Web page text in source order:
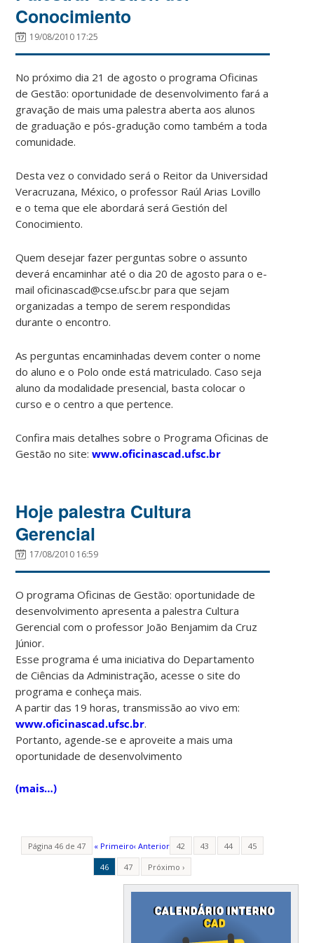
Conocimiento
19/08/2010 17:25
No próximo dia 21 de agosto o programa Oficinas
de Gestão: oportunidade de desenvolvimento fará a
gravação de mais uma palestra aberta aos alunos
de graduação e pós-gradução como também a toda
comunidade.
Desta vez o convidado será o Reitor da Universidad
Veracruzana, México, o professor Raúl Arias Lovillo
e o tema que ele abordará será Gestión del
Conocimiento.
Quem desejar fazer perguntas sobre o assunto
deverá encaminhar até o dia 20 de agosto para o e-
mail oficinascad@cse.ufsc.br para que sejam
organizadas a tempo de serem respondidas
durante o encontro.
As perguntas encaminhadas devem conter o nome
do aluno e o Polo onde está matriculado. Caso seja
aluno da modalidade presencial, basta colocar o
curso e o centro a que pertence.
Confira mais detalhes sobre o Programa Oficinas de
Gestão no site:www.oficinascad.ufsc.br
Hoje palestra Cultura
Gerencial
17/08/2010 16:59
O programa Oficinas de Gestão: oportunidade de
desenvolvimento apresenta a palestra Cultura
Gerencial com o professor João Benjamim da Cruz
Júnior.
Esse programa é uma iniciativa do Departamento
de Ciências da Administração, acesse o site do
programa e conheça mais.
A partir das 19 horas, transmissão ao vivo em:
www.oficinascad.ufsc.br.
Portanto, agende-se e aproveite a mais uma
oportunidade de desenvolvimento
(mais…)
Página 46 de 47 « Primeiro‹ Anterior 42 43 44
45
46
47 Próximo ›